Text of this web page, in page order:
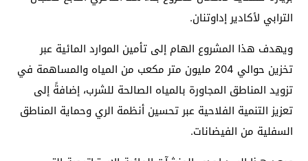
الترابي لأكادير إداوتنان.
ويهدف هذا المشروع الهام إلى تأمين الموارد المائية عبر
تخزين حوالي 204 مليون متر مكعب من المياه والمساهمة في
تزويد المناطق المجاورة بالمياه الصالحة للشرب، إضافةً إلى
تعزيز التنمية الفلاحية عبر تحسين أنظمة الري وحماية المناطق
السفلية من الفيضانات.